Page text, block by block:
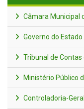
Câmara Municipal
Governo do
Tribunal de
Ministério Público
Controladoria-